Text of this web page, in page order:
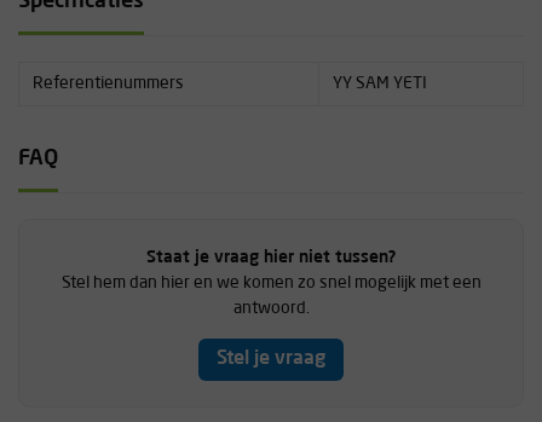
Referentienummers YY SAM YETI
FAQ
Staat je vraag hier niet tussen?
Stel hem dan hier en we komen zo snel mogelijk met een
antwoord.
Stel je vraag